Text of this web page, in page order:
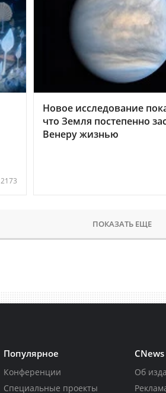
2173
Новое исследование
что Земля постепенно
Венеру жизнью
ПОКАЗАТЬ ЕЩЕ
Популярное
Конференции
Специальные проекты
CNews
Об